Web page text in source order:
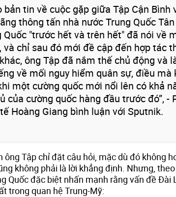
bản tin về cuộc gặp giữa Tập Cận Bình
thông tấn nhà nước Trung Quốc
Quốc "trước hết và trên hết" đã nói về
và chỉ sau đó mới đề cập đến hợp tác
ông Tập đã nắm thế chủ động và
về mối nguy hiểm quân sự, điều mà
một cường quốc mới nổi lên có khả
của cường quốc hàng đầu trước đó”, -
Hoàng Giang bình luận với Sputnik.
ông Tập chỉ đặt câu hỏi, mặc dù đó không
không phải là lời khẳng định. Nhưng,
Quốc đặc biệt nhấn mạnh rằng vấn đề Đài
trong quan hệ Trung-Mỹ: